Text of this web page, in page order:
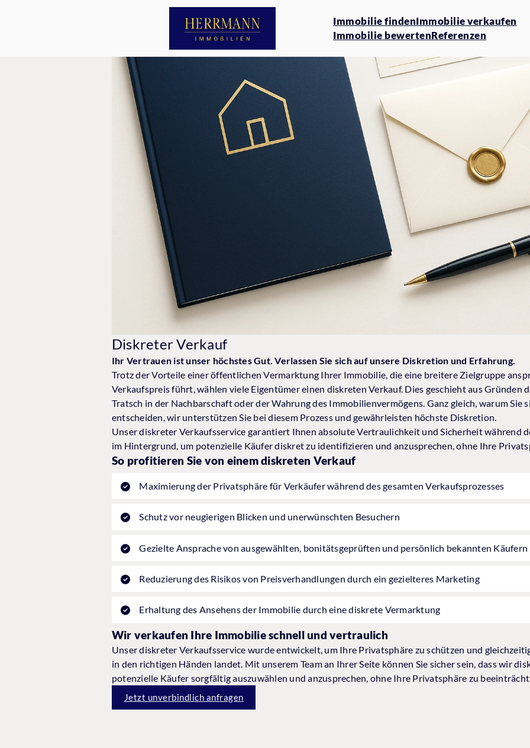
Immobilie findenImmobilie verkaufen
Immobilie bewertenReferenzen
Diskreter Verkauf
Ihr Vertrauen ist unser höchstes Gut. Verlassen Sie sich auf unsere Diskretion und Erfahrung.
Trotz der Vorteile einer öffentlichen Vermarktung Ihrer Immobilie, die eine breitere Zielgruppe
Verkaufspreis führt, wählen viele Eigentümer einen diskreten Verkauf. Dies geschieht aus Gründen
Tratsch in der Nachbarschaft oder der Wahrung des Immobilienvermögens. Ganz gleich, warum Sie
entscheiden, wir unterstützen Sie bei diesem Prozess und gewährleisten höchste Diskretion.
Unser diskreter Verkaufsservice garantiert Ihnen absolute Vertraulichkeit und Sicherheit während
im Hintergrund, um potenzielle Käufer diskret zu identifizieren und anzusprechen, ohne Ihre
So profitieren Sie von einem diskreten Verkauf
Maximierung der Privatsphäre für Verkäufer während des gesamten Verkaufsprozesses
Schutz vor neugierigen Blicken und unerwünschten Besuchern
Gezielte Ansprache von ausgewählten, bonitätsgeprüften und persönlich bekannten Käufern
Reduzierung des Risikos von Preisverhandlungen durch ein gezielteres Marketing
Erhaltung des Ansehens der Immobilie durch eine diskrete Vermarktung
Wir verkaufen Ihre Immobilie schnell und vertraulich
Unser diskreter Verkaufsservice wurde entwickelt, um Ihre Privatsphäre zu schützen und
in den richtigen Händen landet. Mit unserem Team an Ihrer Seite können Sie sicher sein, dass wir
potenzielle Käufer sorgfältig auszuwählen und anzusprechen, ohne Ihre Privatsphäre zu
Jetzt unverbindlich anfragen